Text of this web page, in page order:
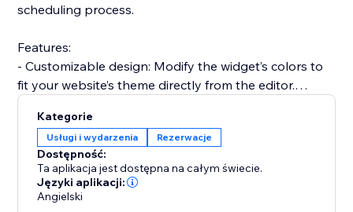
scheduling process.
Features:
- Customizable design: Modify the widget’s colors to
fit your website’s theme directly from the editor.
scheduling trends and user behaviors.
- Easy integration: Add the widget to your site quickly
and start syncing your Calendly schedule in no time.
Integrate in a snap:
Get started with the Calendly Connector today and
Kategorie
Usługi i wydarzenia Rezerwacje
Dostępność:
Ta aplikacja jest dostępna na całym świecie.
Języki aplikacji:
Angielski